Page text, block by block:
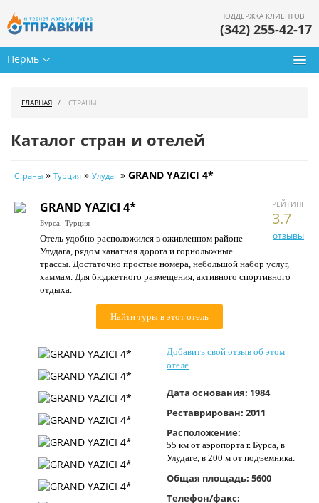
Пермь
ПОДДЕРЖКА КЛИЕНТОВ
(342) 255-42-17
Календарь туров
Цены дня
Страны
Как купить
ГЛАВНАЯ СТРАНЫ
Каталог стран и отелей
Страны » Турция » Улудаг » GRAND YAZICI 4*
РЕЙТИНГ
3.7
отзывы
GRAND YAZICI 4*
Бурса, Турция
Отель удобно расположился в оживленном районе
Улудага, рядом канатная дорога и горнолыжные
трассы. Достаточно простые номера, небольшой набор услуг,
хаммам. Для бюджетного размещения, активного спортивного
отдыха.
Найти туры в этот отель
Добавить свой отзыв об этом
отеле
Дата основания: 1984
Реставрирован: 2011
Расположение:
55 км от аэропорта г. Бурса, в
Улудаге, в 200 м от подъемника.
Общая площадь: 5600
Телефон/факс: